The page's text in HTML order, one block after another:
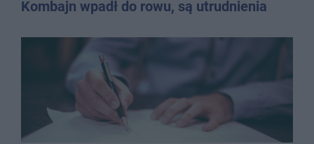
Kombajn wpadł do rowu, są utrudnienia